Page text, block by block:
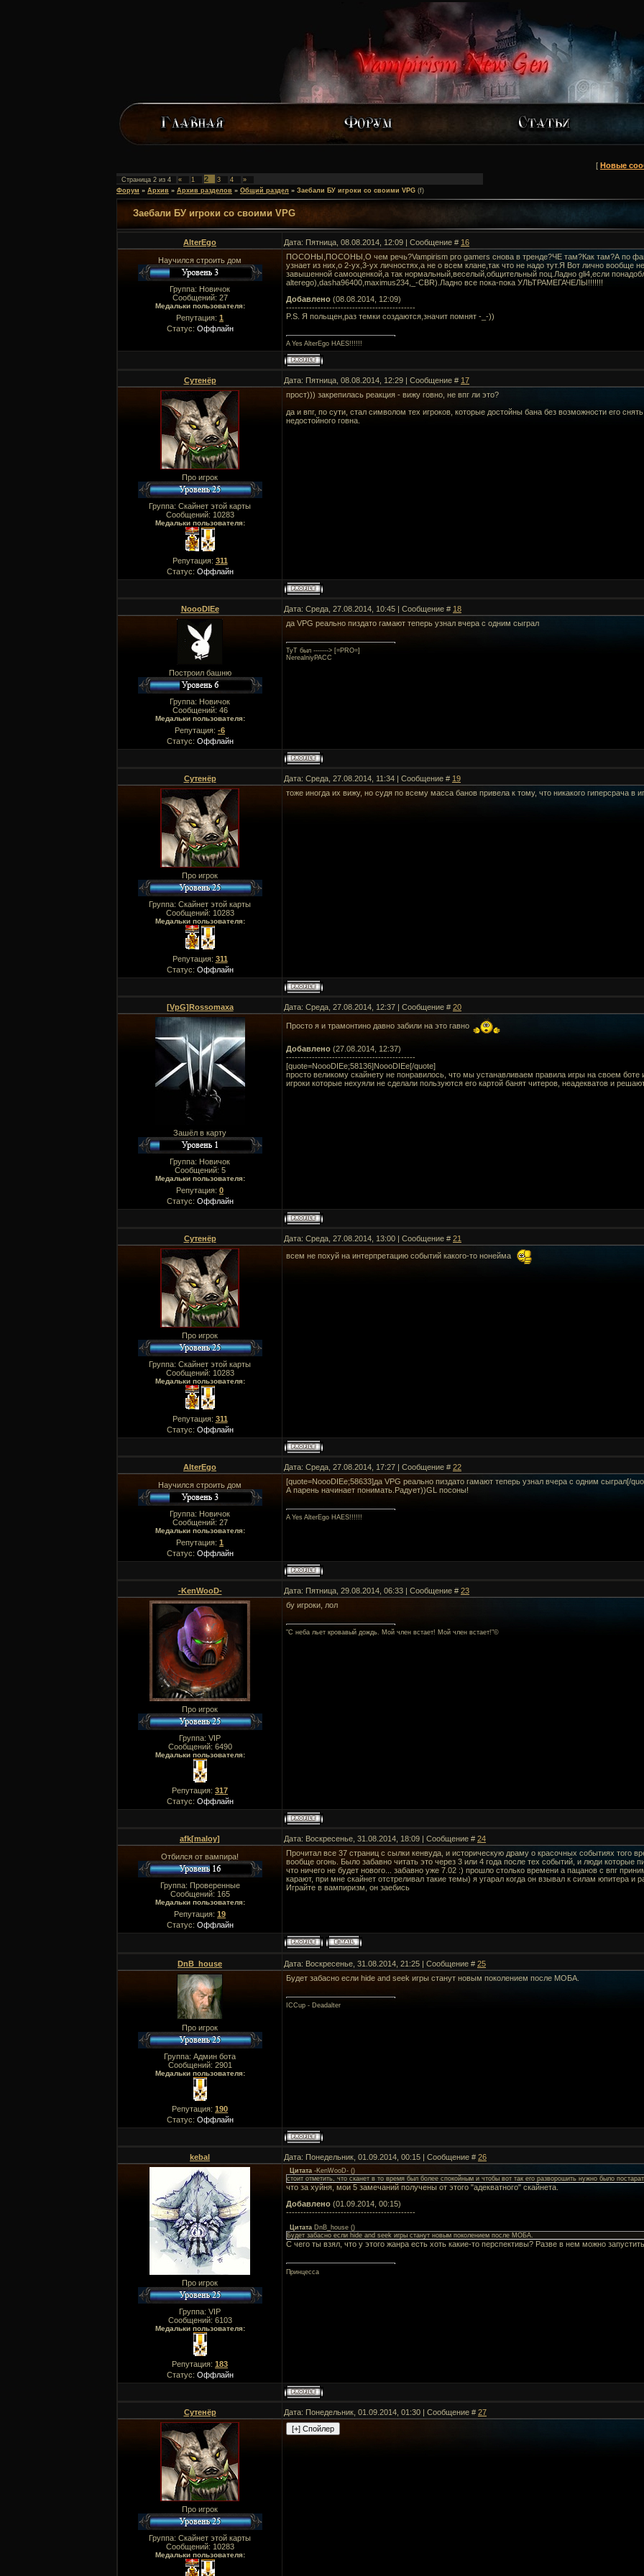
[ Новые
Страница 2 из 4 « 1 2 3 4
»
Форум » Архив » Архив разделов » Общий раздел » Заебали БУ игроки со своими VPG (f)
Заебали БУ игроки со своими VPG
AlterEgo Дата: Пятница, 08.08.2014, 12:09 | Сообщение # 16
Научился строить дом
Группа: Новичок
Сообщений: 27
Медальки пользователя:
Репутация: 1
Статус: Оффлайн
ПОСОНЫ,ПОСОНЫ,О чем речь?Vampirism pro gamers снова в тренде?ЧЕ там?Как там?А по
узнает из них,о 2-ух,3-ух личностях,а не о всем клане,так что не надо тут.Я Вот лично вообще
завышенной самооценкой,а так нормальный,веселый,общительный поц.Ладно gli4,если
alterego),dasha96400,maximus234,_-CBR).Ладно все пока-пока УЛЬТРАМЕГАЧЕЛЫ!!!!!!!
Добавлено (08.08.2014, 12:09)
---------------------------------------------
P.S. Я польщен,раз темки создаются,значит помнят -_-))
A Yes AlterEgo HAES!!!!!!
Сутенёр Дата: Пятница, 08.08.2014, 12:29 | Сообщение # 17
Про игрок
Группа: Скайнет этой карты
Сообщений: 10283
Медальки пользователя:
Репутация: 311
Статус: Оффлайн
прост))) закрепилась реакция - вижу говно, не впг ли это?
да и впг, по сути, стал символом тех игроков, которые достойны бана без возможности его
недостойного говна.
NoooDIEe Дата: Среда, 27.08.2014, 10:45 | Сообщение # 18
Построил башню
Группа: Новичок
Сообщений: 46
Медальки пользователя:
Репутация: -6
Статус: Оффлайн
да VPG реально пиздато гамают теперь узнал вчера с одним сыграл
ТуТ был -------> [=PRO=]
NerealniyPACC
Сутенёр Дата: Среда, 27.08.2014, 11:34 | Сообщение # 19
Про игрок
Группа: Скайнет этой карты
Сообщений: 10283
Медальки пользователя:
Репутация: 311
Статус: Оффлайн
тоже иногда их вижу, но судя по всему масса банов привела к тому, что никакого гиперсрача в
[VpG]Rossomaxa Дата: Среда, 27.08.2014, 12:37 | Сообщение # 20
Зашёл в карту
Группа: Новичок
Сообщений: 5
Медальки пользователя:
Репутация: 0
Статус: Оффлайн
Просто я и трамонтино давно забили на это гавно
Добавлено (27.08.2014, 12:37)
---------------------------------------------
[quote=NoooDIEe;58136]NoooDIEe[/quote]
просто великому скайнету не понравилось, что мы устанавливаем правила игры на своем боте
игроки которые нехуяли не сделали пользуются его картой банят читеров, неадекватов и
Сутенёр Дата: Среда, 27.08.2014, 13:00 | Сообщение # 21
Про игрок
Группа: Скайнет этой карты
Сообщений: 10283
Медальки пользователя:
Репутация: 311
Статус: Оффлайн
всем не похуй на интерпретацию событий какого-то нонейма
AlterEgo Дата: Среда, 27.08.2014, 17:27 | Сообщение # 22
Научился строить дом
Группа: Новичок
Сообщений: 27
Медальки пользователя:
Репутация: 1
Статус: Оффлайн
[quote=NoooDIEe;58633]да VPG реально пиздато гамают теперь узнал вчера с одним сыграл[/
А парень начинает понимать.Радует))GL посоны!
A Yes AlterEgo HAES!!!!!!
-KenWooD- Дата: Пятница, 29.08.2014, 06:33 | Сообщение # 23
Про игрок
Группа: VIP
Сообщений: 6490
Медальки пользователя:
Репутация: 317
Статус: Оффлайн
бу игроки, лол
"C неба льет кровавый дождь. Мой член встает! Мой член встает!"©
afk[maloy] Дата: Воскресенье, 31.08.2014, 18:09 | Сообщение # 24
Отбился от вампира!
Группа: Проверенные
Сообщений: 165
Медальки пользователя:
Репутация: 19
Статус: Оффлайн
Прочитал все 37 страниц с сылки кенвуда, и историческую драму о красочных событиях того
вообще огонь. Было забавно читать это через 3 или 4 года после тех событий, и люди которые
что ничего не будет нового... забавно уже 7.02 :) прошло столько времени а пацанов с впг
карают, при мне скайнет отстреливал такие темы) я угарал когда он взывал к силам юпитера
Играйте в вампиризм, он заебись
DnB_house Дата: Воскресенье, 31.08.2014, 21:25 | Сообщение # 25
Про игрок
Группа: Админ бота
Сообщений: 2901
Медальки пользователя:
Репутация: 190
Статус: Оффлайн
Будет забасно если hide and seek игры станут новым поколением после МОБА.
ICCup - Deadalter
kebal Дата: Понедельник, 01.09.2014, 00:15 | Сообщение # 26
Про игрок
Группа: VIP
Сообщений: 6103
Медальки пользователя:
Репутация: 183
Статус: Оффлайн
Цитата -KenWooD- ()
стоит отметить, что сканет в то время был более спокойным и чтобы вот так его разворошить нужно было
что за хуйня, мои 5 замечаний получены от этого "адекватного" скайнета.
Добавлено (01.09.2014, 00:15)
---------------------------------------------
Цитата DnB_house ()
Будет забасно если hide and seek игры станут новым поколением после МОБА.
С чего ты взял, что у этого жанра есть хоть какие-то перспективы? Разве в нем можно
Принцесса
Сутенёр Дата: Понедельник, 01.09.2014, 01:30 | Сообщение # 27
Про игрок
Группа: Скайнет этой карты
Сообщений: 10283
Медальки пользователя: